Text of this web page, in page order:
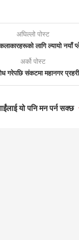
अघिल्लो पोस्ट
लागि ल्यायो नयाँ
अर्को पोस्ट
गरेपछि संकटमा महानगर
यो पनि मन पर्न सक्छ